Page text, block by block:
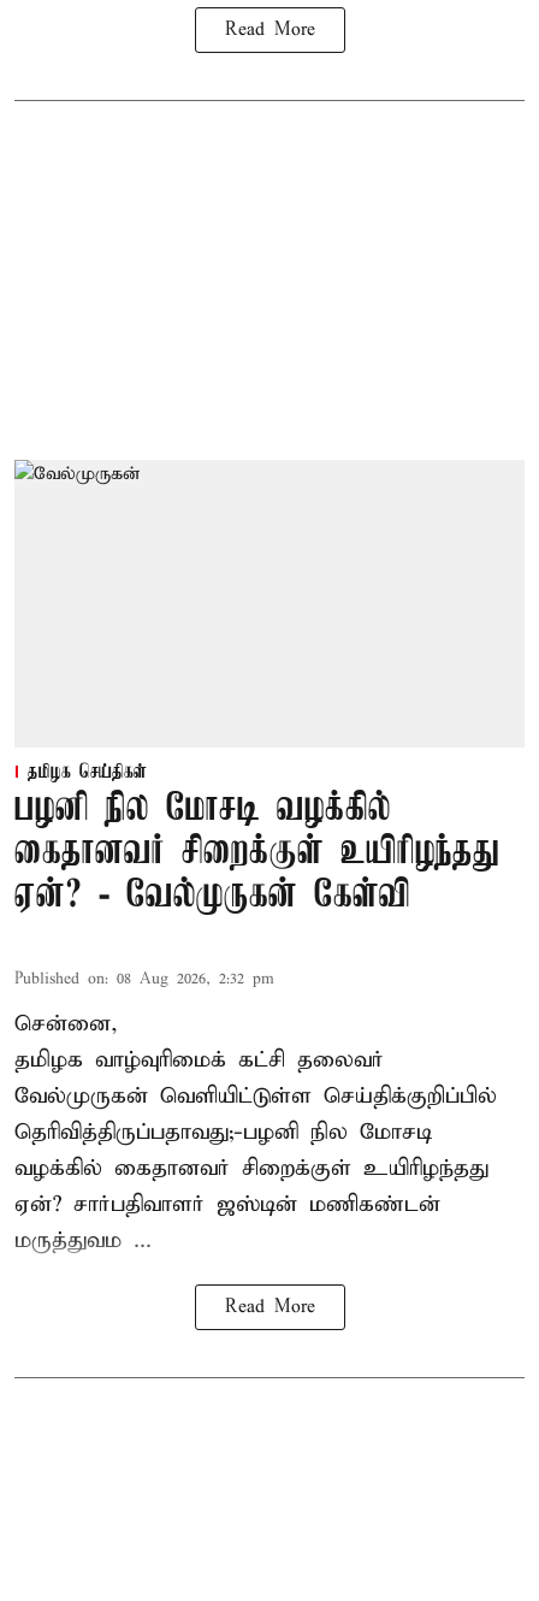
Read More
தமிழக செய்திகள்
பழனி நில மோசடி வழக்கில்
கைதானவர் சிறைக்குள் உயிரிழந்தது
ஏன்? - வேல்முருகன் கேள்வி
Published on: 08 Aug 2026, 2:32 pm
சென்னை,
தமிழக வாழ்வுரிமைக் கட்சி தலைவர்
வேல்முருகன் வெளியிட்டுள்ள செய்திக்குறிப்பில்
தெரிவித்திருப்பதாவது;-பழனி நில மோசடி
வழக்கில் கைதானவர் சிறைக்குள் உயிரிழந்தது
ஏன்? சார்பதிவாளர் ஜஸ்டின் மணிகண்டன்
மருத்துவம ...
Read More